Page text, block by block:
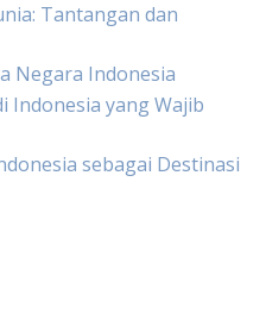
Tantangan dan
Negara Indonesia
Indonesia yang Wajib
sebagai Destinasi